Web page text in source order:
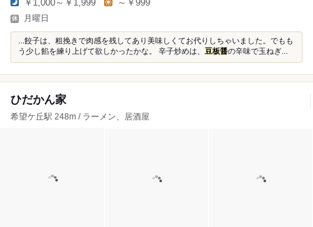
￥1,000～￥1,999 ～￥999
月曜日
...餃子は、粗挽きで肉感を残してあり美味しくてお代りしちゃいました。でもも
う少し餡を練り上げて欲しかったかな。 辛子炒めは、 豆板醤の辛味で玉ねぎ...
ひだかん家
希望ケ丘駅 248m / ラーメン、居酒屋